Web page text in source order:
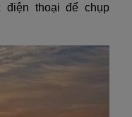
điện thoại để chụp